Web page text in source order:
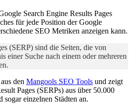
Search Engine Results Pages
für jede Position der Google
SEO Metriken anzeigen kann.
(SERP) sind die Seiten, die von
einer Suche nach einem oder mehreren
den Mangools SEO Tools und zeigt
Pages (SERPs) aus über 50.000
einzelnen Städten an.